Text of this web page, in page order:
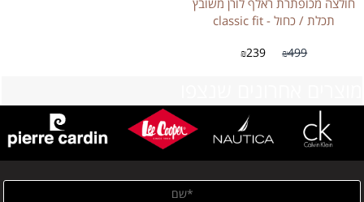
תכלת / כחול - classic fit
₪499
₪239